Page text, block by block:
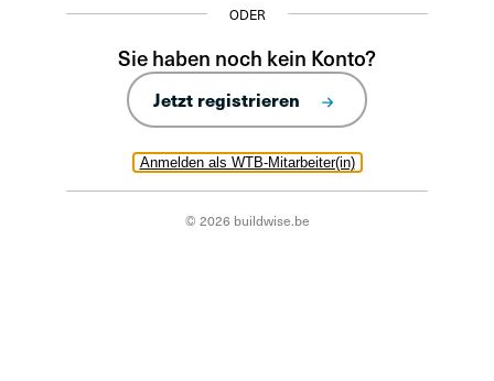
Anmelden als WTB-Mitarbeiter(in)
ODER
Sie haben noch kein Konto?
Jetzt registrieren
© 2026 buildwise.be